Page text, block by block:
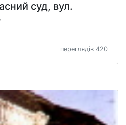
суд, вул.
переглядів 420
widget